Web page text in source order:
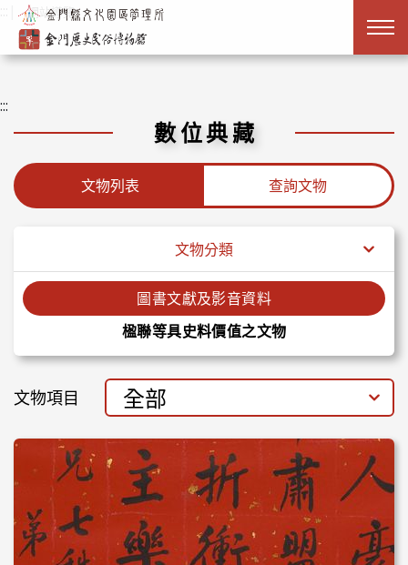
跳到主要內容
網站導覽
:::
數位典藏
文物列表 查詢文物
文物分類
圖書文獻及影音資料
楹聯等具史料價值之文物
文物項目 全部